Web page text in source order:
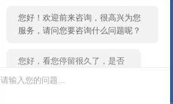
您好，看您停留很久了，是否找到
了需求产品，您可以直接在线与我
24小时热线：